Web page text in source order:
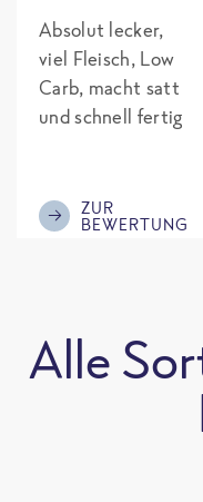
Absolut lecker,
viel Fleisch, Low
Carb, macht satt
und schnell fertig
ZUR
BEWERTUNG
Alle